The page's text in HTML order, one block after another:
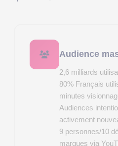
Audience
2,6 milliards
80% Français
minutes
Audiences
activement
9 personnes/10
marques via